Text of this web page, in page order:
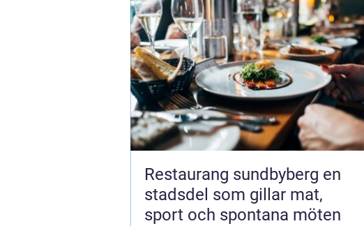
Restaurang sundbyberg en
stadsdel som gillar mat,
sport och spontana möten